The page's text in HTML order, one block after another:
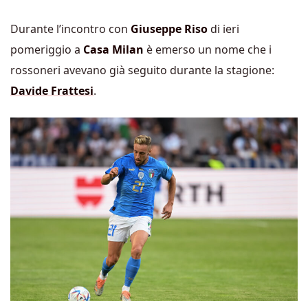
Durante l’incontro con Giuseppe Risodi ieri
pomeriggio a Casa Milan è emerso un nome che i
rossoneri avevano già seguito durante la stagione:
Davide Frattesi.